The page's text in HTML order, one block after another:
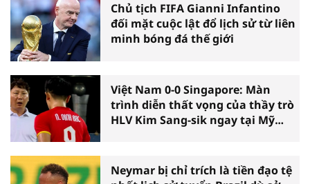
Chủ tịch FIFA Gianni Infantino
đối mặt cuộc lật đổ lịch sử từ liên
minh bóng đá thế giới
Việt Nam 0-0 Singapore: Màn
trình diễn thất vọng của thầy trò
HLV Kim Sang-sik ngay tại Mỹ
Neymar bị chỉ trích là tiền đạo tệ